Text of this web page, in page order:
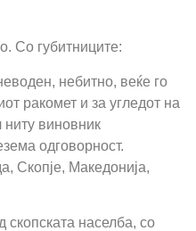
Со губитниците:
небитно, веќе го
ракомет и за угледот на
виновник
одговорност.
Скопје, Македонија,
скопската населба, со